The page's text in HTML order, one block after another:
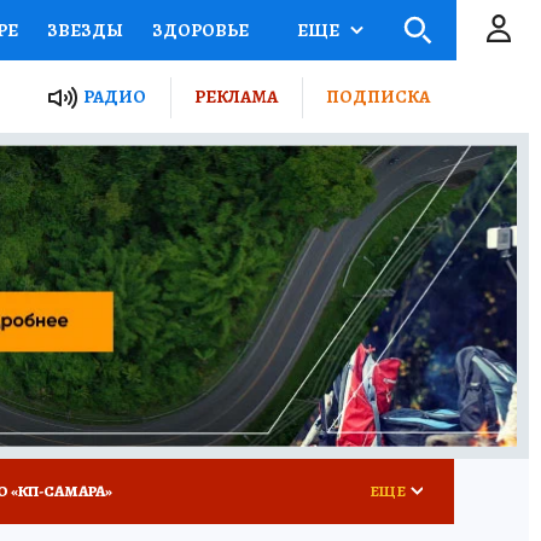
ЗВЕЗДЫ ЗДОРОВЬЕ
ПРОЕКТЫ РОССИИ
ПУТЕВОДИТЕЛЬ
ТУРИЗМ
ВСЕ О КП РАДИО КП
ЕЩЕ
РАДИО РЕКЛАМА ПОДПИСКА
«КП-САМАРА» ЕЩЕ